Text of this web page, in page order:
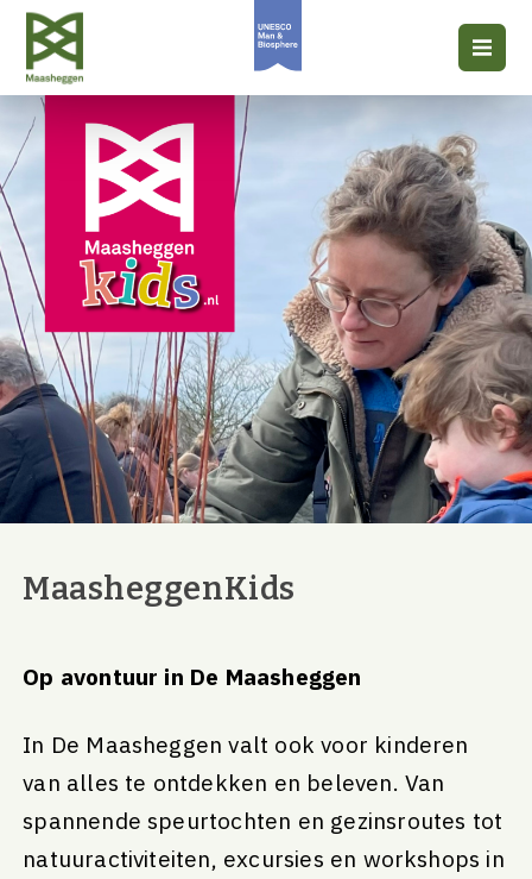
MaasheggenKids
Op avontuur in De Maasheggen
In De Maasheggen valt ook voor kinderen
van alles te ontdekken en beleven. Van
spannende speurtochten en gezinsroutes tot
natuuractiviteiten, excursies en workshops in